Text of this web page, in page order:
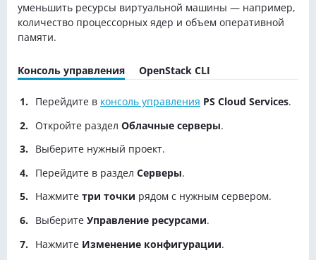
уменьшить ресурсы виртуальной машины — например,
количество процессорных ядер и объем оперативной
памяти.
Консоль управления OpenStack CLI
Перейдите в консоль управления PS Cloud Services.
Откройте раздел Облачные серверы.
Выберите нужный проект.
Перейдите в раздел Серверы.
Нажмите три точки рядом с нужным сервером.
Выберите Управление ресурсами.
Нажмите Изменение конфигурации.